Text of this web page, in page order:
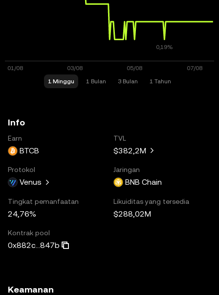
1 Minggu 1 Bulan 3 Bulan 1 Tahun
Info
Earn
BTCB
TVL
$382,2M
Protokol
Venus
Jaringan
BNB Chain
Tingkat pemanfaatan
24,76%
Likuiditas yang tersedia
$288,02M
Kontrak pool
0x882c...847b
Keamanan